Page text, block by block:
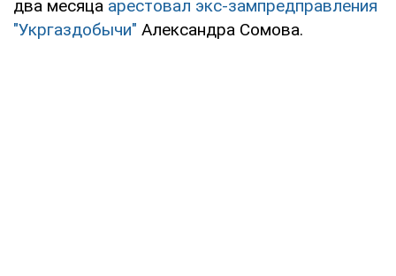
два месяца арестовал экс-зампредправления
"Укргаздобычи" Александра Сомова.